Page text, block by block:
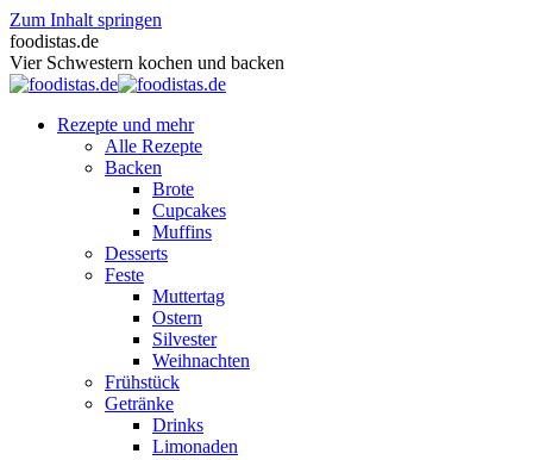
Zum Inhalt springen
foodistas.de
Vier Schwestern kochen und backen
Rezepte und mehr
Alle Rezepte
Backen
Brote
Cupcakes
Muffins
Desserts
Feste
Muttertag
Ostern
Silvester
Weihnachten
Frühstück
Getränke
Drinks
Limonaden